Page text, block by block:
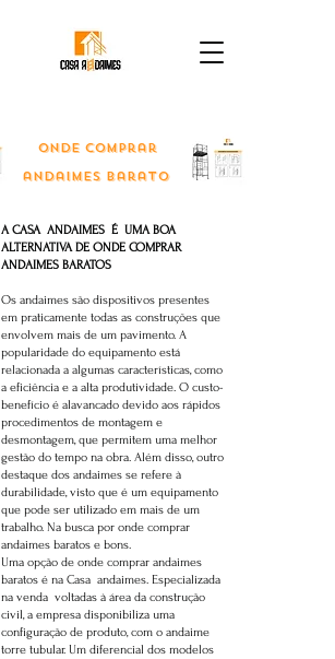
onde comprar
andaimes barato
A CASA ANDAIMES É UMA BOA
ALTERNATIVA DE ONDE COMPRAR
ANDAIMES BARATOS
Os andaimes são dispositivos presentes
em praticamente todas as construções que
envolvem mais de um pavimento. A
popularidade do equipamento está
relacionada a algumas características, como
a eficiência e a alta produtividade. O custo-
benefício é alavancado devido aos rápidos
procedimentos de montagem e
desmontagem, que permitem uma melhor
gestão do tempo na obra. Além disso, outro
destaque dos andaimes se refere à
durabilidade, visto que é um equipamento
que pode ser utilizado em mais de um
trabalho. Na busca por onde comprar
andaimes baratos e bons.
Uma opção de onde comprar andaimes
baratos é na Casa andaimes. Especializada
na venda voltadas à área da construção
civil, a empresa disponibiliza uma
configuração de produto, com o andaime
torre tubular. Um diferencial dos modelos